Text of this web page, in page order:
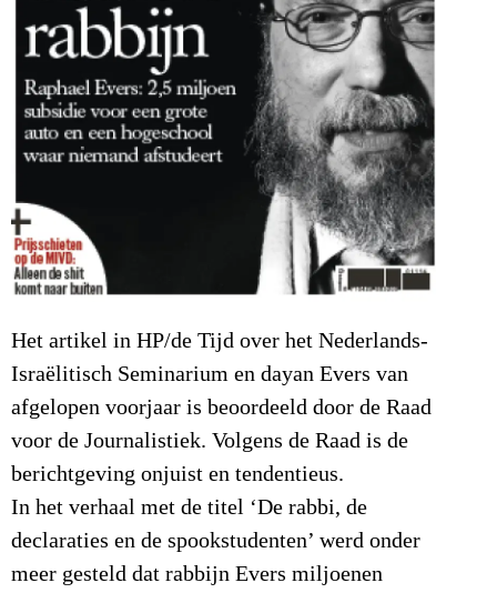
Het artikel in HP/de Tijd over het Nederlands-
Israëlitisch Seminarium en dayan Evers van
afgelopen voorjaar is beoordeeld door de Raad
voor de Journalistiek. Volgens de Raad is de
berichtgeving onjuist en tendentieus.
In het verhaal met de titel ‘De rabbi, de
declaraties en de spookstudenten’ werd onder
meer gesteld dat rabbijn Evers miljoenen